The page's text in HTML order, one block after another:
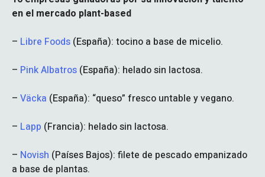
en el mercado plant-based
– Libre Foods (España): tocino a base de micelio.
– Pink Albatros (España): helado sin lactosa.
– Väcka (España): “queso” fresco untable y vegano.
– Lapp (Francia): helado sin lactosa.
– Novish (Países Bajos): filete de pescado empanizado
a base de plantas.